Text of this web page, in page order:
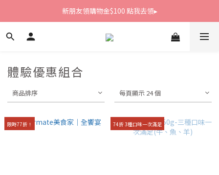
新朋友領購物金$100 點我去領▸
新朋友領購物金$100 點我去領▸
全館滿1800免運
體驗優惠組合
商品排序 每頁顯示 24 個
限時77折！ 74折 3種口味一次滿足